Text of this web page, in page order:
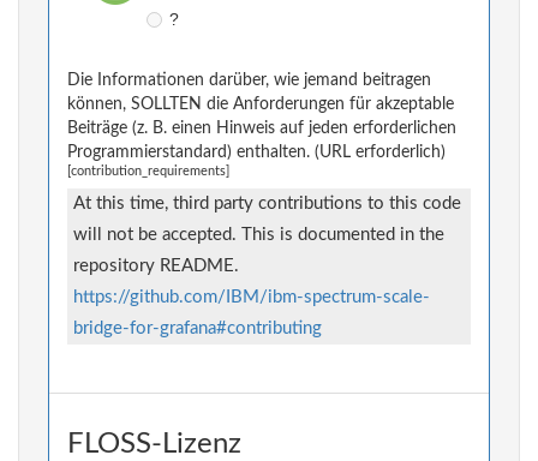
?
Die Informationen darüber, wie jemand beitragen
können, SOLLTEN die Anforderungen für akzeptable
Beiträge (z. B. einen Hinweis auf jeden erforderlichen
Programmierstandard) enthalten. (URL erforderlich)
[contribution_requirements]
At this time, third party contributions to this code
will not be accepted. This is documented in the
repository README.
https://github.com/IBM/ibm-spectrum-scale-
bridge-for-grafana#contributing
FLOSS-Lizenz